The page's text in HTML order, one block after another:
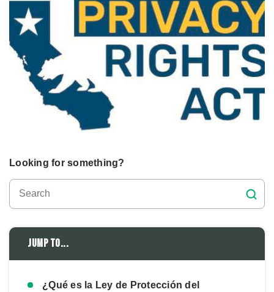
Looking for something?
Jump to...
¿Qué es la Ley de Protección del